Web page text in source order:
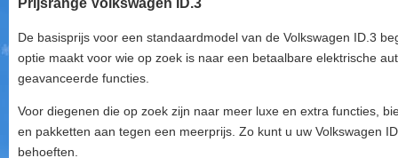
Prijsrange Volkswagen ID.3
De basisprijs voor een standaardmodel van de Volkswagen ID.3
optie maakt voor wie op zoek is naar een betaalbare elektrische
geavanceerde functies.
Voor diegenen die op zoek zijn naar meer luxe en extra functies,
en pakketten aan tegen een meerprijs. Zo kunt u uw Volkswagen
behoeften.